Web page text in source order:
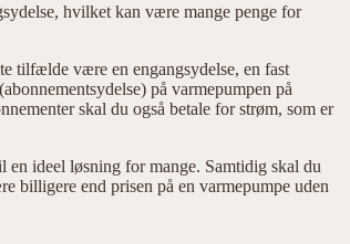
hvilket kan være mange penge for
tilfælde være en engangsydelse, en fast
på varmepumpen på
skal du også betale for strøm, som er
ideel løsning for mange. Samtidig skal du
billigere end prisen på en varmepumpe uden